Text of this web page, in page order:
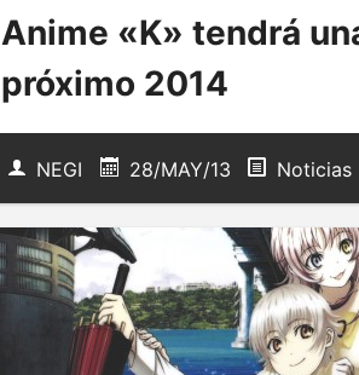
Anime «K» tendrá
próximo 2014
NEGI 28/MAY/13 Noticias